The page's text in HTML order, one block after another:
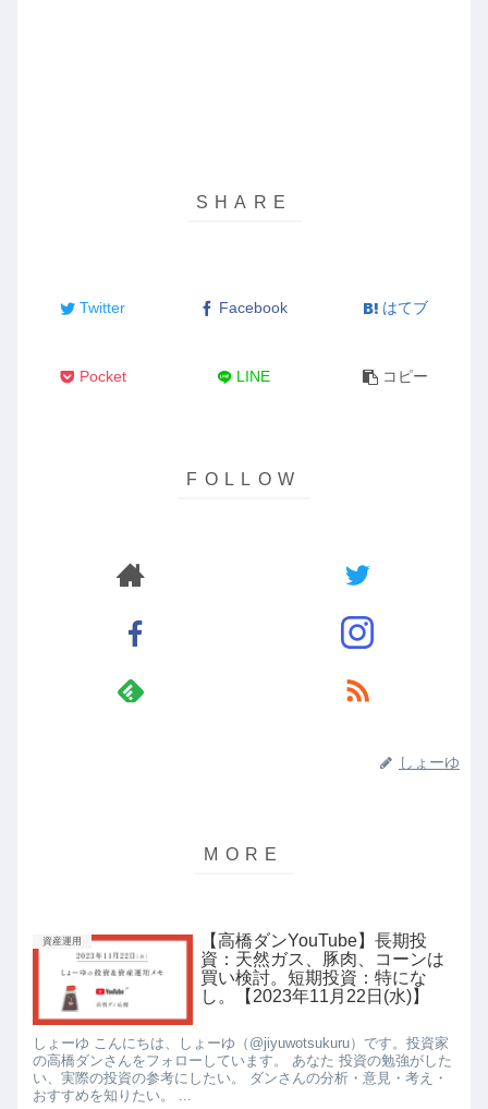
Twitter Facebook はてブ
Pocket LINE コピー
しょーゆ
資産運用
【高橋ダンYouTube】長期投
資：天然ガス、豚肉、コーンは
買い検討。短期投資：特にな
し。【2023年11月22日(水)】
しょーゆ こんにちは、しょーゆ（@jiyuwotsukuru）です。投資家
の高橋ダンさんをフォローしています。 あなた 投資の勉強がした
い、実際の投資の参考にしたい。 ダンさんの分析・意見・考え・
おすすめを知りたい。 ...